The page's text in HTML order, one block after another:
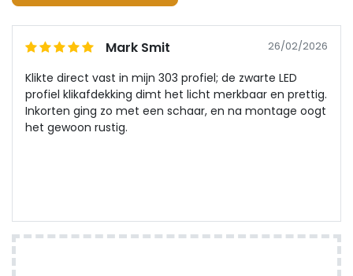
Mark Smit 26/02/2026
Klikte direct vast in mijn 303 profiel; de zwarte LED
profiel klikafdekking dimt het licht merkbaar en prettig.
Inkorten ging zo met een schaar, en na montage oogt
het gewoon rustig.